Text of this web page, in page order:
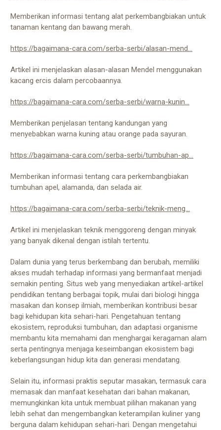
Memberikan informasi tentang alat perkembangbiakan untuk
tanaman kentang dan bawang merah.
https://bagaimana-cara.com/serba-serbi/alasan-mend...
Artikel ini menjelaskan alasan-alasan Mendel menggunakan
kacang ercis dalam percobaannya.
https://bagaimana-cara.com/serba-serbi/warna-kunin...
Memberikan penjelasan tentang kandungan yang
menyebabkan warna kuning atau orange pada sayuran.
https://bagaimana-cara.com/serba-serbi/tumbuhan-ap...
Memberikan informasi tentang cara perkembangbiakan
tumbuhan apel, alamanda, dan selada air.
https://bagaimana-cara.com/serba-serbi/teknik-meng...
Artikel ini menjelaskan teknik menggoreng dengan minyak
yang banyak dikenal dengan istilah tertentu.
Dalam dunia yang terus berkembang dan berubah, memiliki
akses mudah terhadap informasi yang bermanfaat menjadi
semakin penting. Situs web yang menyediakan artikel-artikel
pendidikan tentang berbagai topik, mulai dari biologi hingga
masakan dan konsep ilmiah, memberikan kontribusi besar
bagi kehidupan kita sehari-hari. Pengetahuan tentang
ekosistem, reproduksi tumbuhan, dan adaptasi organisme
membantu kita memahami dan menghargai keragaman alam
serta pentingnya menjaga keseimbangan ekosistem bagi
keberlangsungan hidup kita dan generasi mendatang.
Selain itu, informasi praktis seputar masakan, termasuk cara
memasak dan manfaat kesehatan dari bahan makanan,
memungkinkan kita untuk membuat pilihan makanan yang
lebih sehat dan mengembangkan keterampilan kuliner yang
berguna dalam kehidupan sehari-hari. Dengan mengetahui